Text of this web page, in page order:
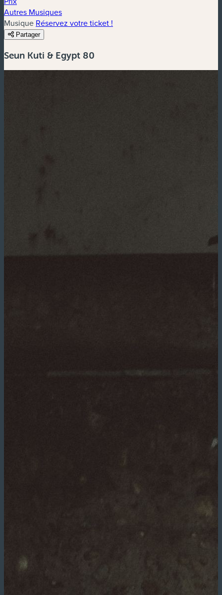
Autres Musiques
Musique Réservez votre ticket !
Partager
Seun Kuti & Egypt 80